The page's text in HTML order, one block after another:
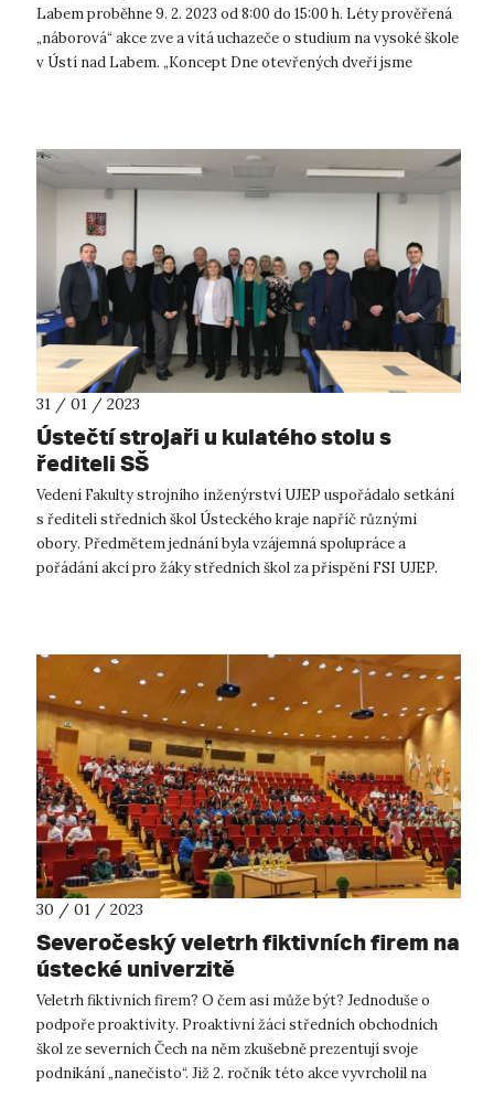
Labem proběhne 9. 2. 2023 od 8:00 do 15:00 h. Léty prověřená
„náborová“ akce zve a vítá uchazeče o studium na vysoké škole
v Ústí nad Labem. „Koncept Dne otevřených dveří jsme
31 / 01 / 2023
Ústečtí strojaři u kulatého stolu s
řediteli SŠ
Vedení Fakulty strojního inženýrství UJEP uspořádalo setkání
s řediteli středních škol Ústeckého kraje napříč různými
obory. Předmětem jednání byla vzájemná spolupráce a
pořádání akcí pro žáky středních škol za přispění FSI UJEP.
30 / 01 / 2023
Severočeský veletrh fiktivních firem na
ústecké univerzitě
Veletrh fiktivních firem? O čem asi může být? Jednoduše o
podpoře proaktivity. Proaktivní žáci středních obchodních
škol ze severních Čech na něm zkušebně prezentují svoje
podnikání „nanečisto“. Již 2. ročník této akce vyvrcholil na